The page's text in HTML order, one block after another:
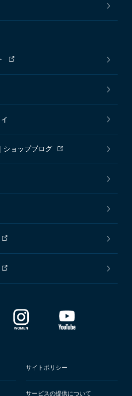
ショップブログ
サイトポリシー
サービスの提供について